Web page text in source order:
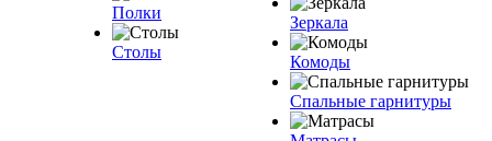
Полки
Столы
Зеркала
Комоды
Спальные гарнитуры